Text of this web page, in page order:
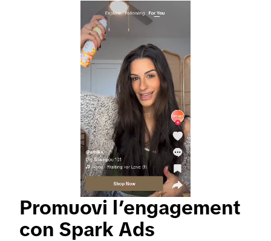
Promuovi l’engagement
con Spark Ads